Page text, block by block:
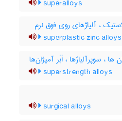
superalloys
، آلیاژهای روی فوق نرم
superplastic zinc alloys
ها ، سوپرآلیاژها ، اَبَر آمیژان‌ها
superstrength alloys
surgical alloys